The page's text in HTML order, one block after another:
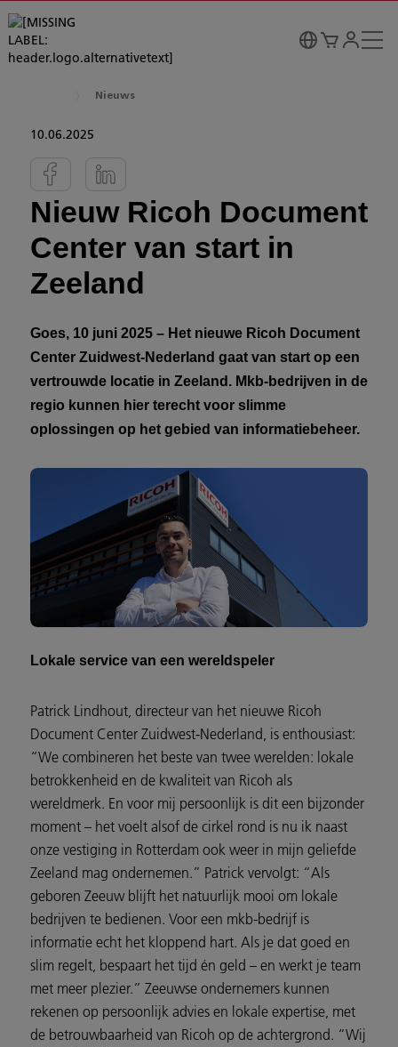
Nieuws
10.06.2025
Nieuw Ricoh Document
Center van start in
Zeeland
Goes, 10 juni 2025 – Het nieuwe Ricoh Document
Center Zuidwest-Nederland gaat van start op een
vertrouwde locatie in Zeeland. Mkb-bedrijven in de
regio kunnen hier terecht voor slimme
oplossingen op het gebied van informatiebeheer.
Lokale service van een wereldspeler
Patrick Lindhout, directeur van het nieuwe Ricoh
Document Center Zuidwest-Nederland, is enthousiast:
“We combineren het beste van twee werelden: lokale
betrokkenheid en de kwaliteit van Ricoh als
wereldmerk. En voor mij persoonlijk is dit een bijzonder
moment – het voelt alsof de cirkel rond is nu ik naast
onze vestiging in Rotterdam ook weer in mijn geliefde
Zeeland mag ondernemen.” Patrick vervolgt: “Als
geboren Zeeuw blijft het natuurlijk mooi om lokale
bedrijven te bedienen. Voor een mkb-bedrijf is
informatie echt het kloppend hart. Als je dat goed en
slim regelt, bespaart het tijd én geld – en werkt je team
met meer plezier.” Zeeuwse ondernemers kunnen
rekenen op persoonlijk advies en lokale expertise, met
de betrouwbaarheid van Ricoh op de achtergrond. “Wij